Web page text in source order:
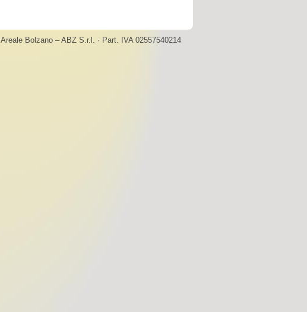
Areale Bolzano – ABZ S.r.l. · Part. IVA 02557540214